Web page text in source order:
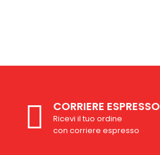
CORRIERE ESPRESSO
Ricevi il tuo ordine
con corriere espresso